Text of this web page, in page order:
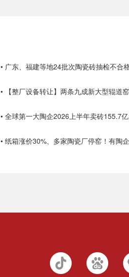
• 广东、福建等地24批次陶瓷砖抽检不合
• 【整厂设备转让】两条九成新大型辊道窑
• 全球第一大陶企2026上半年卖砖155.7
• 纸箱涨价30%、多家陶瓷厂停窑！有陶